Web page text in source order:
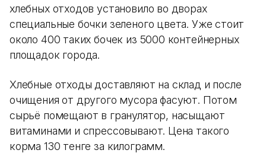
хлебных отходов установило во дворах
специальные бочки зеленого цвета. Уже стоит
около 400 таких бочек из 5000 контейнерных
площадок города.
Хлебные отходы доставляют на склад и после
очищения от другого мусора фасуют. Потом
сырьё помещают в гранулятор, насыщают
витаминами и спрессовывают. Цена такого
корма 130 тенге за килограмм.